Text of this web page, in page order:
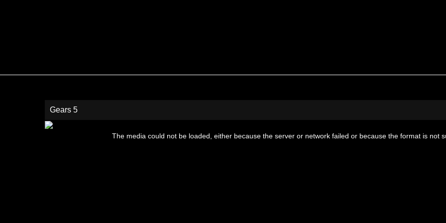
Gears 5
This
The media could not be loaded, either because the server or network failed or because the format is not